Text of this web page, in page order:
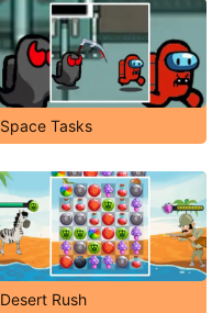
Space Tasks
Desert Rush